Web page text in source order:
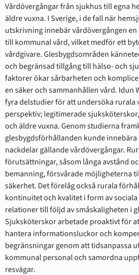
Vårdövergångar från sjukhus till egna
äldre vuxna. I Sverige, i de fall när
utskrivning innebär vårdövergången
till kommunal vård, vilket medför ett
vårdgivare. Glesbygdsområden
och begränsad tillgång till hälso- och
faktorer ökar sårbarheten och
en säker och sammanhållen vård. Idun
fyra delstudier för att undersöka rurala
perspektiv; legitimerade
och äldre vuxna. Genom studierna
glesbygdsförhållanden kunde innebära
nackdelar gällande vårdövergångar.
förutsättningar, såsom långa avstånd
bemanning, försvårade möjligheterna
säkerhet. Det förelåg också rurala
kontinuitet och kvalitet i form av
relationer till följd av småskaligheten i
Sjuksköterskor arbetade proaktivt för
hantera informationsluckor och
begränsningar genom att tidsanpassa
kommunal personal och samordna
resvägar.